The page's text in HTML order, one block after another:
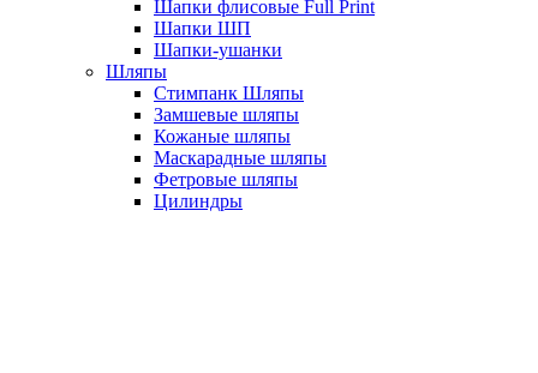
Шапки флисовые Full Print
Шапки ШП
Шапки-ушанки
Шляпы
Стимпанк Шляпы
Замшевые шляпы
Кожаные шляпы
Маскарадные шляпы
Фетровые шляпы
Цилиндры